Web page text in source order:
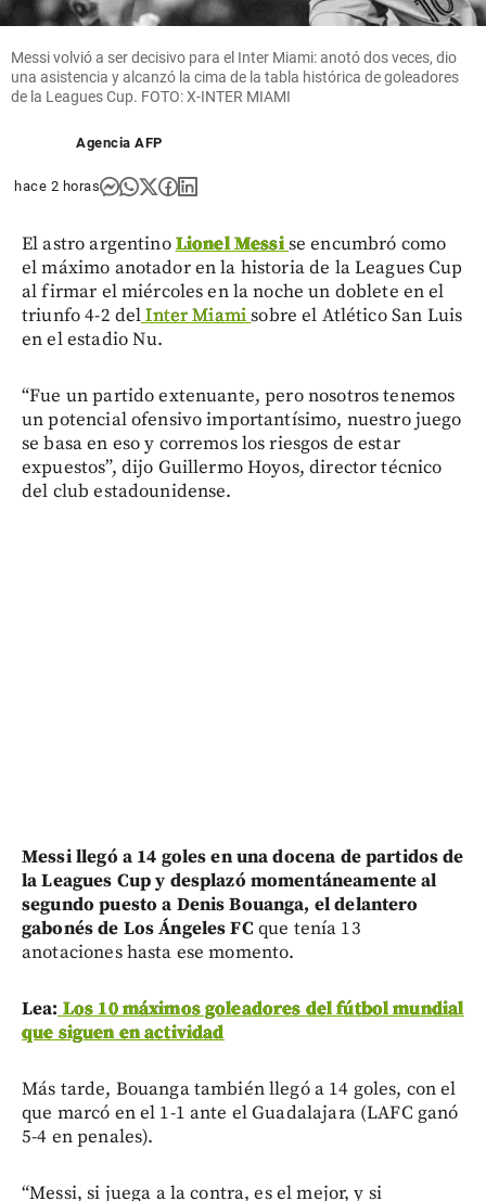
Messi volvió a ser decisivo para el Inter Miami: anotó dos veces, dio
una asistencia y alcanzó la cima de la tabla histórica de goleadores
de la Leagues Cup. FOTO: X-INTER MIAMI
Agencia AFP
hace 2 horas
El astro argentinoLionel Messise encumbró como
el máximo anotador en la historia de la Leagues Cup
al firmar el miércoles en la noche un doblete en el
triunfo 4-2 delInter Miamisobre el Atlético San Luis
en el estadio Nu.
“Fue un partido extenuante, pero nosotros tenemos
un potencial ofensivo importantísimo, nuestro juego
se basa en eso y corremos los riesgos de estar
expuestos”, dijo Guillermo Hoyos, director técnico
del club estadounidense.
Messi llegó a 14 goles en una docena de partidos de
la Leagues Cup y desplazó momentáneamente al
segundo puesto a Denis Bouanga, el delantero
gabonés de Los Ángeles FC que tenía 13
anotaciones hasta ese momento.
Lea: Los 10 máximos goleadores del fútbol mundial
que siguen en actividad
Más tarde, Bouanga también llegó a 14 goles, con el
que marcó en el 1-1 ante el Guadalajara (LAFC ganó
5-4 en penales).
“Messi, si juega a la contra, es el mejor, y si